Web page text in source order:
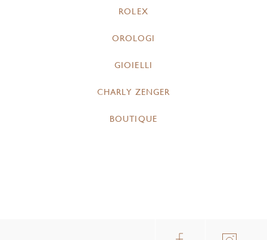
ROLEX
OROLOGI
GIOIELLI
CHARLY ZENGER
BOUTIQUE